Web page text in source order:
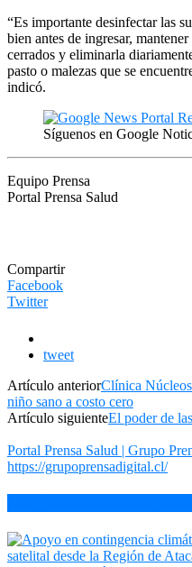
“Es importante desinfectar las
bien antes de ingresar,
cerrados y eliminarla
pasto o malezas que se
indicó.
Síguenos en Google
Equipo Prensa
Portal Prensa Salud
Compartir
Facebook
Twitter
tweet
Artículo anteriorClínica
niño sano a costo cero
Artículo siguienteEl poder de
Portal Prensa Salud | Grupo
https://grupoprensadigital.cl/